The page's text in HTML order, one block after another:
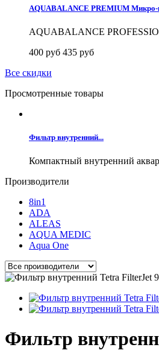
AQUABALANCE PREMIUM Микро-
AQUABALANCE
400 руб 435 руб
Все скидки
Просмотренные товары
Фильтр внутренний...
Компактный внутренний
Производители
8in1
ADA
ALEAS
AQUA MEDIC
Aqua One
Фильтр